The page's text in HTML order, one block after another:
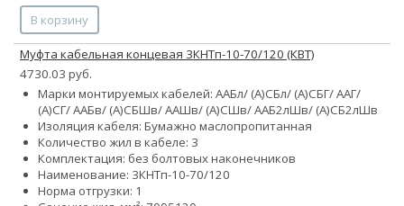
В корзину
Муфта кабельная концевая 3КНТп-10-70/120 (КВТ)
4730.03 руб.
Марки монтируемых кабелей: ААБл/ (А)СБл/ (А)СБГ/ ААГ/
(А)СГ/ ААБв/ (А)СБШв/ ААШв/ (А)СШв/ ААБ2лШв/ (А)СБ2лШв
Изоляция кабеля: Бумажно маслопропитанная
Количество жил в кабеле: 3
Комплектация: без болтовых наконечников
Наименование: 3КНТп-10-70/120
Норма отгрузки: 1